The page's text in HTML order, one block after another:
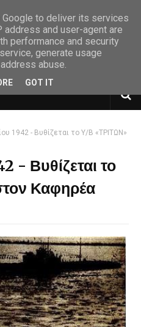
1942 - Βυθίζεται το Υ/Β «ΤΡΙΤΩΝ»
- Βυθίζεται το
Καφηρέα
to deliver its services
address and user-agent are
performance and security
generate usage
abuse.
GOT IT